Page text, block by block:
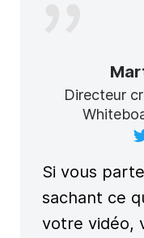
Directeur
Si vous
sachant ce
votre vidéo,